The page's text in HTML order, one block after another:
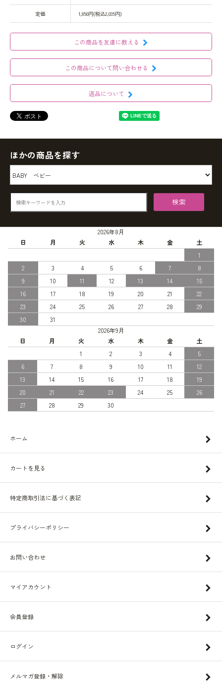
定価 1,850円(税込2,035円)
この商品を友達に教える
この商品について問い合わせる
返品について
ほかの商品を探す
検索
2026年8月
日
月 火 水 木 金
土
1
2
3 4 5 6 7
8
9
10 11 12 13 14
15
16
17 18 19 20 21
22
23
24 25 26 27 28
29
30
31
2026年9月
日
月 火 水 木 金
土
1
2 3 4
5
6
7 8 9 10 11
12
13
14 15 16 17 18
19
20
21 22 23 24 25
26
27
28 29 30
ホーム
カートを見る
特定商取引法に基づく表記
プライバシーポリシー
お問い合わせ
マイアカウント
会員登録
ログイン
メルマガ登録・解除